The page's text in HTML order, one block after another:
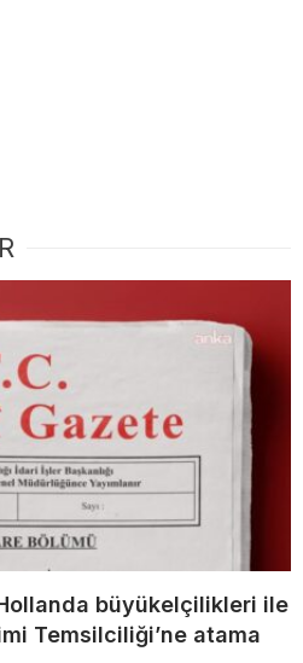
büyükelçilikleri ile
Temsilciliği’ne atama